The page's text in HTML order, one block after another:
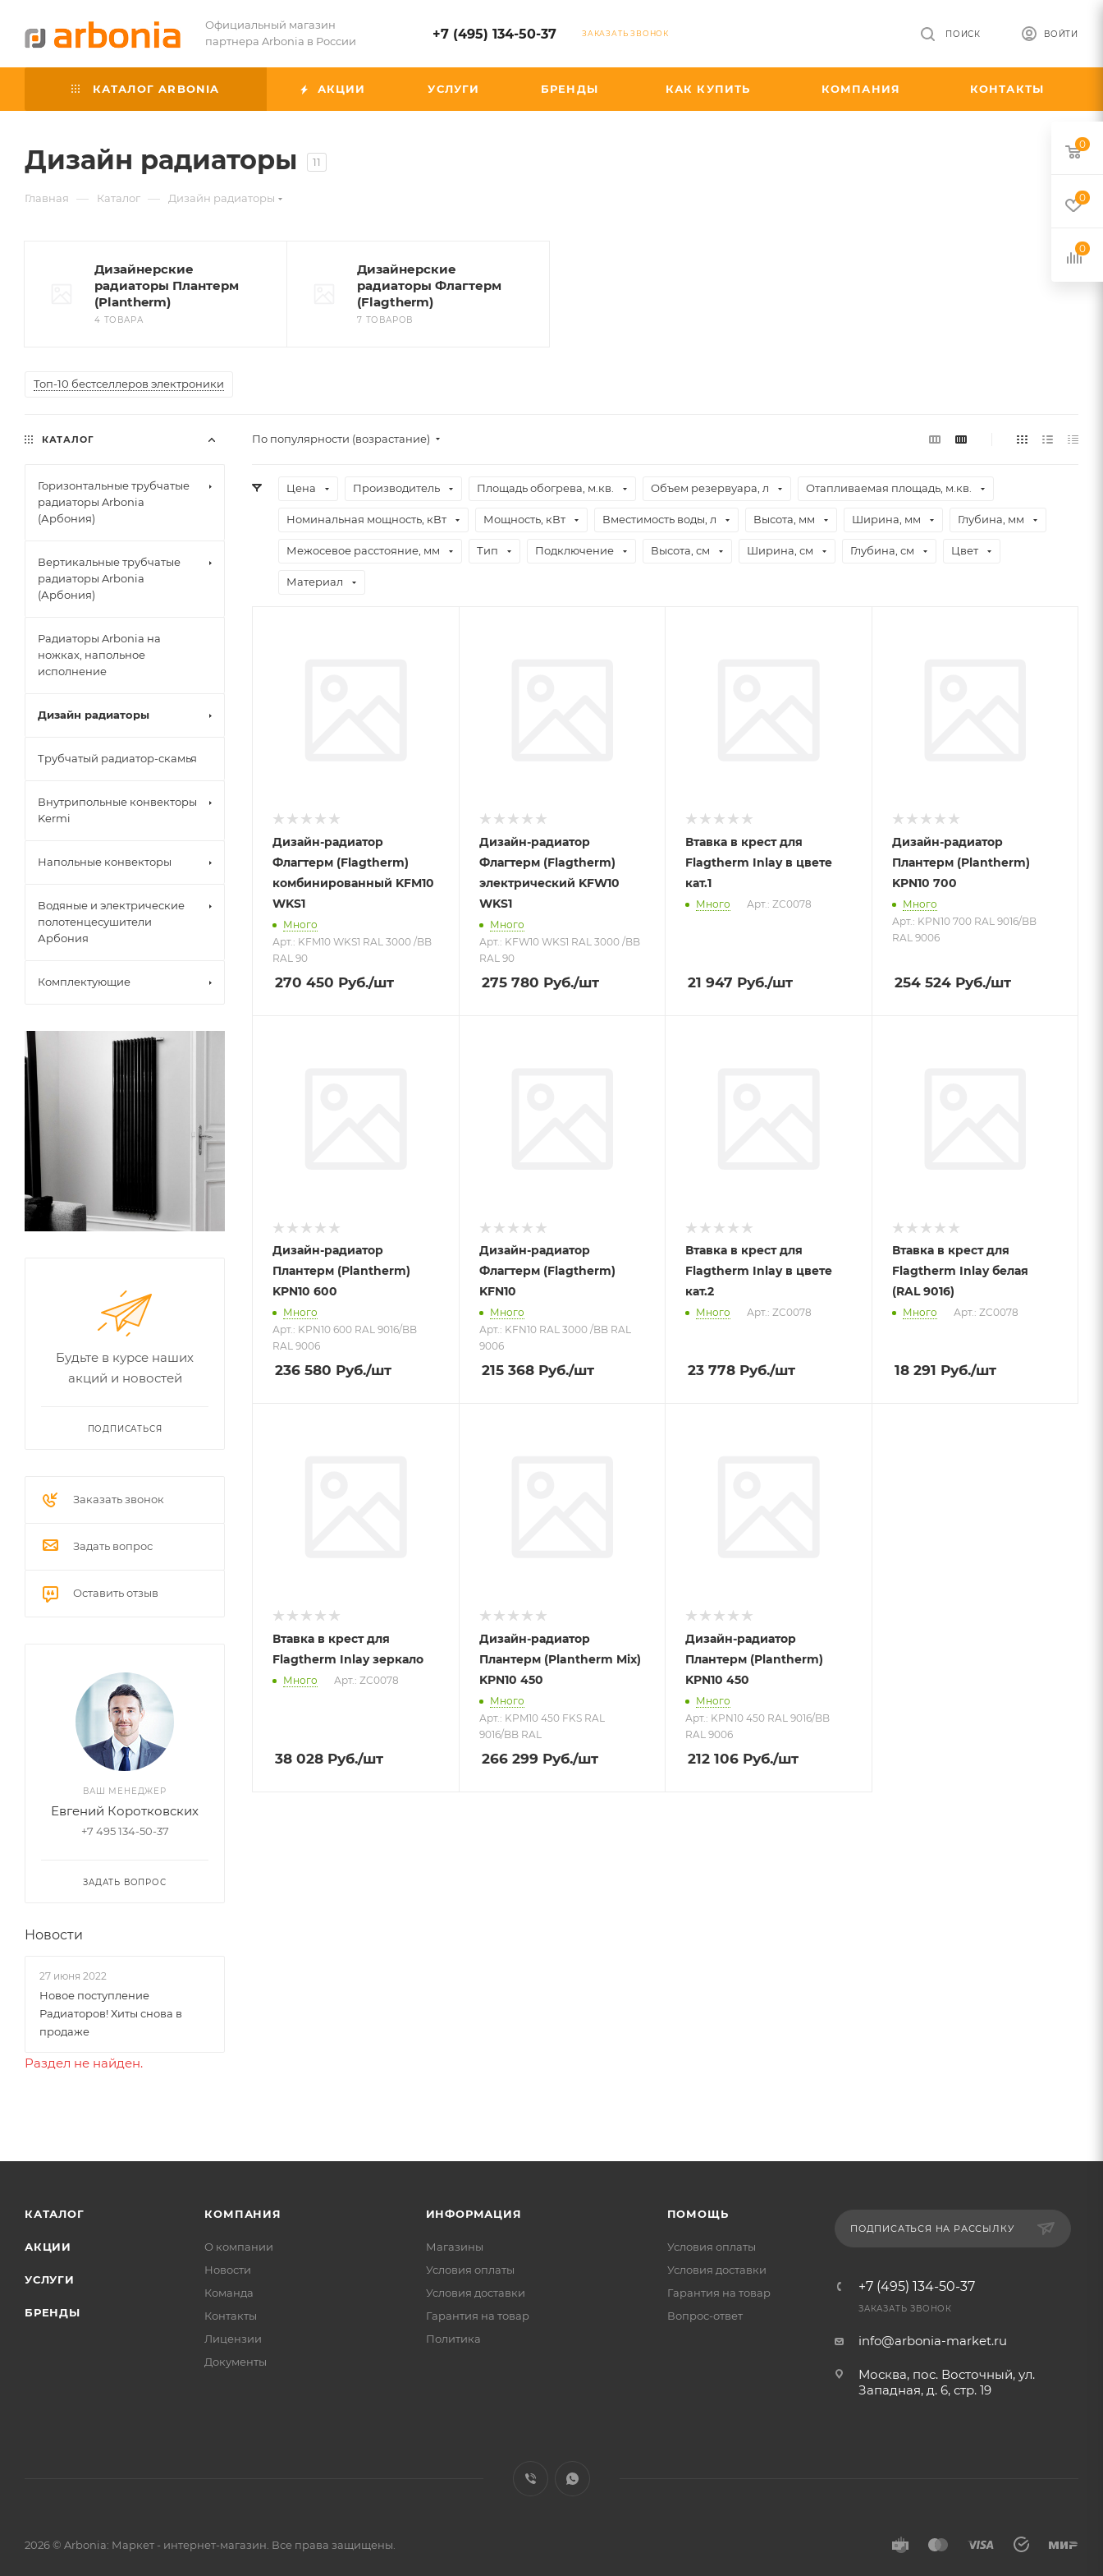
Официальный магазин
партнера Arbonia в России
+7 (495) 134-50-37 ЗАКАЗАТЬ ЗВОНОК ВОЙТИ
ПОИСК
КАТАЛОГ ARBONIA АКЦИИ УСЛУГИ БРЕНДЫ КАК КУПИТЬ КОМПАНИЯ КОНТАКТЫ
Дизайн радиаторы 11
Главная — Каталог — Дизайн радиаторы
Дизайнерские
радиаторы Плантерм
(Plantherm)
4 ТОВАРА
Дизайнерские
радиаторы Флагтерм
(Flagtherm)
7 ТОВАРОВ
Топ-10 бестселлеров электроники
По популярности (возрастание)
Цена Производитель Площадь обогрева, м.кв. Объем резервуара, л Отапливаемая площадь, м.кв.
Номинальная мощность, кВт Мощность, кВт Вместимость воды, л Высота, мм Ширина, мм Глубина, мм
Межосевое расстояние, мм Тип Подключение Высота, см Ширина, см Глубина, см Цвет
Материал
Дизайн-радиатор
Флагтерм (Flagtherm)
комбинированный KFM10
WKS1
Много
Арт.: KFM10 WKS1 RAL 3000 /BB
RAL 90
270 450 Руб./шт
Дизайн-радиатор
Флагтерм (Flagtherm)
электрический KFW10
WKS1
Много
Арт.: KFW10 WKS1 RAL 3000 /BB
RAL 90
275 780 Руб./шт
Втавка в крест для
Flagtherm Inlay в цвете
кат.1
Много Арт.: ZC0078
21 947 Руб./шт
Дизайн-радиатор
Плантерм (Plantherm)
KPN10 700
Много
Арт.: KPN10 700 RAL 9016/BB
RAL 9006
254 524Руб./шт
Дизайн-радиатор
Плантерм (Plantherm)
KPN10 600
Много
Арт.: KPN10 600 RAL 9016/BB
RAL 9006
236 580 Руб./шт
Дизайн-радиатор
Флагтерм (Flagtherm)
KFN10
Много
Арт.: KFN10 RAL 3000 /BB RAL
9006
215 368Руб./шт
Втавка в крест для
Flagtherm Inlay в цвете
кат.2
Много Арт.: ZC0078
23 778 Руб./шт
Втавка в крест для
Flagtherm Inlay белая
(RAL 9016)
Много Арт.: ZC0078
18 291 Руб./шт
Втавка в крест для
Flagtherm Inlay зеркало
Много Арт.: ZC0078
38 028 Руб./шт
Дизайн-радиатор
Плантерм (Plantherm Mix)
KPN10 450
Много
Арт.: KPM10 450 FKS RAL
9016/BB RAL
266 299Руб./шт
Дизайн-радиатор
Плантерм (Plantherm)
KPN10 450
Много
Арт.: KPN10 450 RAL 9016/BB
RAL 9006
212 106 Руб./шт
КАТАЛОГ
Горизонтальные трубчатые
радиаторы Arbonia
(Арбония)
Вертикальные трубчатые
радиаторы Arbonia
(Арбония)
Радиаторы Arbonia на
ножках, напольное
исполнение
Дизайн радиаторы
Трубчатый радиатор-скамья
Внутрипольные конвекторы
Kermi
Напольные конвекторы
Водяные и электрические
полотенцесушители
Арбония
Комплектующие
Будьте в курсе наших
акций и новостей
ПОДПИСАТЬСЯ
Заказать звонок
Задать вопрос
Оставить отзыв
ВАШ МЕНЕДЖЕР
Евгений Коротковских
+7 495 134-50-37
ЗАДАТЬ ВОПРОС
Новости
27 июня 2022
Новое поступление
Радиаторов! Хиты снова в
продаже
Раздел не найден.
КАТАЛОГ
АКЦИИ
УСЛУГИ
БРЕНДЫ
КОМПАНИЯ
О компании
Новости
Команда
Контакты
Лицензии
Документы
ИНФОРМАЦИЯ
Магазины
Условия оплаты
Условия доставки
Гарантия на товар
Политика
ПОМОЩЬ
Условия оплаты
Условия доставки
Гарантия на товар
Вопрос-ответ
ПОДПИСАТЬСЯ НА РАССЫЛКУ
+7 (495) 134-50-37
ЗАКАЗАТЬ ЗВОНОК
info@arbonia-market.ru
Москва, пос. Восточный, ул.
Западная, д. 6, стр. 19
2026 © Arbonia: Маркет - интернет-магазин. Все права защищены.
0
0
0